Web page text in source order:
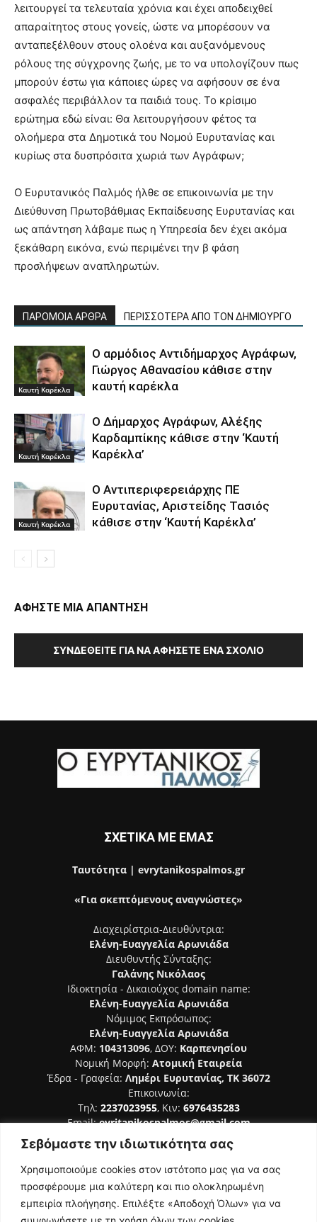
Σεβόμαστε την ιδιωτικότητα σας
Χρησιμοποιούμε cookies στον ιστότοπο μας για να σας
προσφέρουμε μια καλύτερη και πιο ολοκληρωμένη
εμπειρία πλοήγησης. Επιλέξτε «Αποδοχή Όλων» για να
λειτουργεί τα τελευταία χρόνια και έχει αποδειχθεί
απαραίτητος στους γονείς, ώστε να μπορέσουν να
ανταπεξέλθουν στους ολοένα και αυξανόμενους
ρόλους της σύγχρονης ζωής, με το να υπολογίζουν πως
μπορούν έστω για κάποιες ώρες να αφήσουν σε ένα
ασφαλές περιβάλλον τα παιδιά τους. Το κρίσιμο
ερώτημα εδώ είναι: Θα λειτουργήσουν φέτος τα
ολοήμερα στα Δημοτικά του Νομού Ευρυτανίας και
κυρίως στα δυσπρόσιτα χωριά των Αγράφων;
Ο Ευρυτανικός Παλμός ήλθε σε επικοινωνία με την
Διεύθυνση Πρωτοβάθμιας Εκπαίδευσης Ευρυτανίας και
ως απάντηση λάβαμε πως η Υπηρεσία δεν έχει ακόμα
ξεκάθαρη εικόνα, ενώ περιμένει την β φάση
προσλήψεων αναπληρωτών.
ΠΑΡΟΜΟΙΑ ΑΡΘΡΑ ΠΕΡΙΣΣΟΤΕΡΑ ΑΠΟ ΤΟΝ ΔΗΜΙΟΥΡΓΟ
Καυτή Καρέκλα
Ο αρμόδιος Αντιδήμαρχος Αγράφων,
Γιώργος Αθανασίου κάθισε στην
καυτή καρέκλα
Καυτή Καρέκλα
Ο Δήμαρχος Αγράφων, Αλέξης
Καρδαμπίκης κάθισε στην ‘Καυτή
Καρέκλα’
Καυτή Καρέκλα
Ο Αντιπεριφερειάρχης ΠΕ
Ευρυτανίας, Αριστείδης Τασιός
κάθισε στην ‘Καυτή Καρέκλα’
ΑΦΗΣΤΕ ΜΙΑ ΑΠΑΝΤΗΣΗ
ΣΥΝΔΕΘΕΊΤΕ ΓΙΑ ΝΑ ΑΦΉΣΕΤΕ ΈΝΑ ΣΧΌΛΙΟ
ΣΧΕΤΙΚΑ ΜΕ ΕΜΑΣ
Ταυτότητα | evrytanikospalmos.gr
«Για σκεπτόμενους αναγνώστες»
Διαχειρίστρια-Διευθύντρια:
Ελένη-Ευαγγελία Αρωνιάδα
Διευθυντής Σύνταξης:
Γαλάνης Νικόλαος
Ιδιοκτησία - Δικαιούχος domain name:
Ελένη-Ευαγγελία Αρωνιάδα
Νόμιμος Εκπρόσωπος:
Ελένη-Ευαγγελία Αρωνιάδα
ΑΦΜ: 104313096, ΔΟΥ: Καρπενησίου
Νομική Μορφή: Ατομική Εταιρεία
Έδρα - Γραφεία: Λημέρι Ευρυτανίας, ΤΚ 36072
Επικοινωνία:
Τηλ: 2237023955, Κιν: 6976435283
Email:evritanikospalmos@gmail.com
Αριθμός Πιστοποίησης Μ.Η.Τ. 242044